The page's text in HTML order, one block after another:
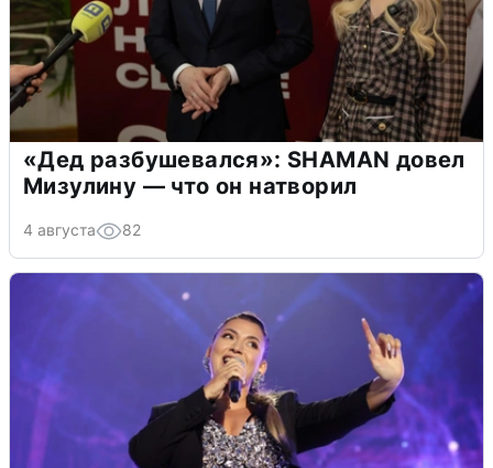
«Дед разбушевался»: SHAMAN довел
Мизулину — что он натворил
4 августа 82